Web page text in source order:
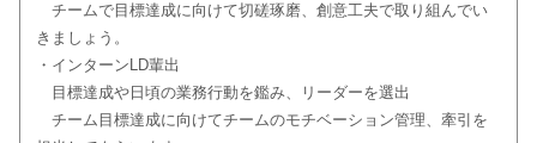
チームで目標達成に向けて切磋琢磨、創意工夫で取り組んでい
きましょう。
・インターンLD輩出
目標達成や日頃の業務行動を鑑み、リーダーを選出
チーム目標達成に向けてチームのモチベーション管理、牽引を